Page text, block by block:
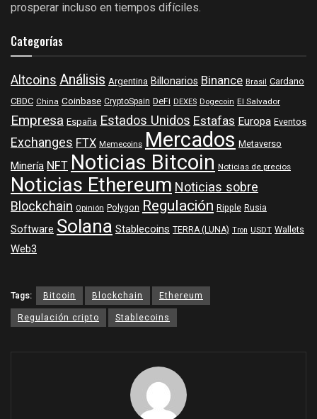
prosperar incluso en tiempos difíciles.
Categorías
AltcoinsAnálisis Argentina BillonariosBinance Brasil Cardano
CBDC China Coinbase CryptoSpain DeFi DEXES Dogecoin El Salvador
Empresa España Estados UnidosEstafasEuropa Eventos
ExchangesFTX Memecoins Mercados Metaverso
MineríaNFTNoticias Bitcoin Noticias de precios
Noticias EthereumNoticias sobre
Blockchain Opinión Polygon Regulación Ripple Rusia
SoftwareSolanaStablecoins TERRA (LUNA) Tron USDT Wallets
Web3
Tags: Bitcoin Blockchain
Ethereum
Regulación cripto
Stablecoins